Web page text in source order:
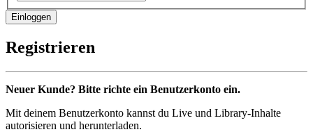
Registrieren
Neuer Kunde? Bitte richte ein Benutzerkonto ein.
Mit deinem Benutzerkonto kannst du Live und Library-Inhalte
autorisieren und herunterladen.